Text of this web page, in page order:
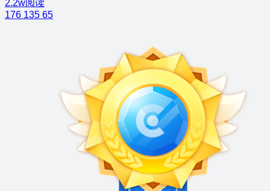
2.2w阅读
176 135 65